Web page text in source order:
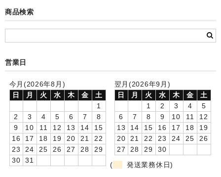
お絵かきギャラリープラス(絵＋個別)
メロディ時計(個別)
制服メモリー
お絵かきギャラリー
商品検索
営業日
今月(2026年8月)
日
月 火 水 木 金
土
1
2
3 4 5 6 7
8
9
10 11 12 13 14
15
16
17 18 19 20 21
22
23
24 25 26 27 28
29
30
31
翌月(2026年9月)
日
月 火 水 木 金
土
1
2 3 4
5
6
7 8 9 10 11
12
13
14 15 16 17 18
19
20
21 22 23 24 25
26
27
28 29
30
(
発送業務休日)